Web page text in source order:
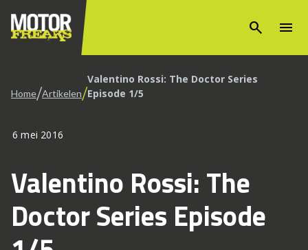
search menu
Home/Artikelen/Valentino Rossi: The Doctor Series
Episode 1/5
6 mei 2016
Valentino Rossi: The
Doctor Series Episode